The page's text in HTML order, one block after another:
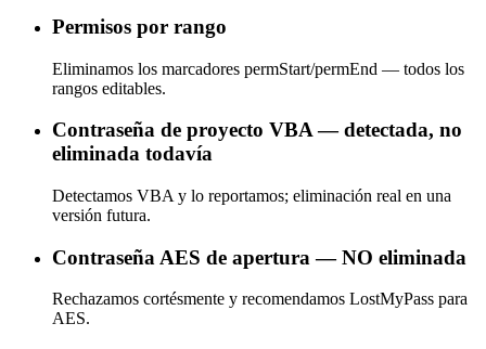
Permisos por rango
Eliminamos los marcadores permStart/permEnd — todos los
rangos editables.
Contraseña de proyecto VBA — detectada, no
eliminada todavía
Detectamos VBA y lo reportamos; eliminación real en una
versión futura.
Contraseña AES de apertura — NO eliminada
Rechazamos cortésmente y recomendamos LostMyPass para
AES.